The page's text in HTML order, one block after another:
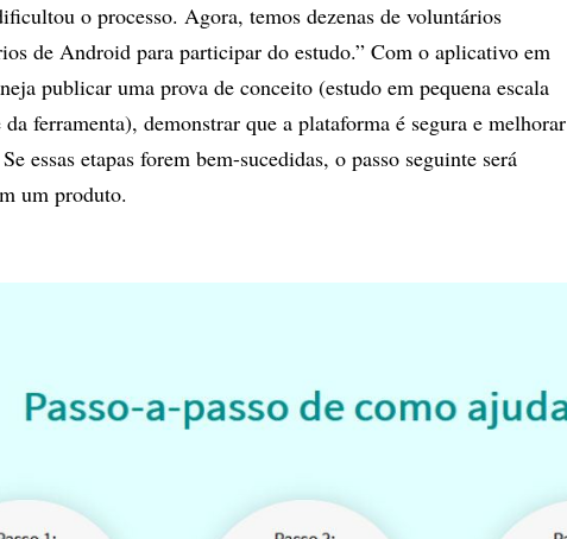
o processo. Agora, temos dezenas de voluntários
de Android para participar do estudo.” Com o aplicativo em
publicar uma prova de conceito (estudo em pequena escala
ferramenta), demonstrar que a plataforma é segura e melhorar
essas etapas forem bem-sucedidas, o passo seguinte será
um produto.